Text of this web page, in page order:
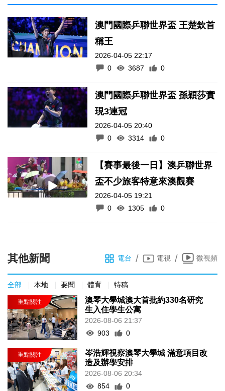
澳門國際乒聯世界盃 王楚欽首
稱王
2026-04-05 22:17
0
3687 0
澳門國際乒聯世界盃 孫穎莎實
現3連冠
2026-04-05 20:40
0
3314 0
【賽事最後一日】澳乒聯世界
盃不少旅客特意來澳觀賽
2026-04-05 19:21
0
1305 0
其他新聞 電台 / 電視 / 微視頻
全部 本地 要聞 體育 特稿
澳琴大學城澳大首批約330名研究
生入住學生公寓
2026-08-06 21:37
903
0
岑浩輝視察澳琴大學城 滿意項目改
造及辦學安排
2026-08-06 20:34
854
0